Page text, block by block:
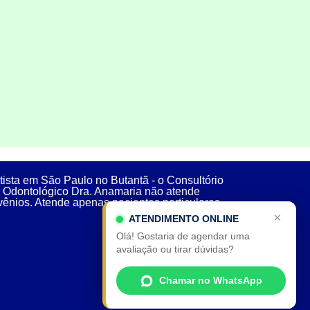
em São Paulo no Butantã - o Consultório
Odontológico Dra. Anamaria não atende
Atende apenas pacientes particulares.
×
ATENDIMENTO ONLINE
Olá! Gostaria de agendar uma
avaliação ou tirar dúvidas?
Chamar no WhatsApp
×
ATENDIMENTO ONLINE
Olá! Gostaria de agendar uma
avaliação ou tirar dúvidas?
Chamar no WhatsApp